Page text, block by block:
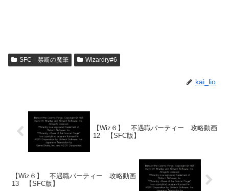
SFC－禁断の魔筆 Wizardry#6
kai_lio
【Wiz６】 不遇職パーティー 攻略動画
12 【SFC版】
【Wiz６】 不遇職パーティー 攻略動画
13 【SFC版】